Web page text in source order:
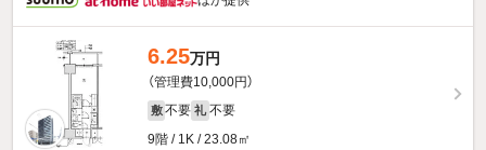
6.25万円
（管理費10,000円）
敷 不要 礼 不要
9階 / 1K / 23.08㎡